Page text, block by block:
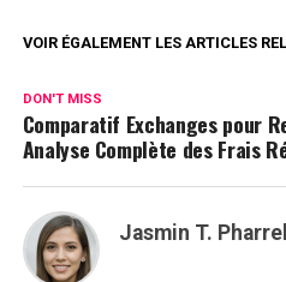
VOIR ÉGALEMENT LES ARTICLES
DON'T MISS
Comparatif Exchanges pour
Analyse Complète des Frais
Jasmin T. Pharrell